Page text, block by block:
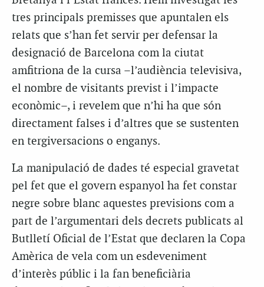
tres principals premisses que apuntalen els
relats que s’han fet servir per defensar la
designació de Barcelona com la ciutat
amfitriona de la cursa –l’audiència televisiva,
el nombre de visitants previst i l’impacte
econòmic–, i revelem que n’hi ha que són
directament falses i d’altres que se sustenten
en tergiversacions o enganys.
La manipulació de dades té especial gravetat
pel fet que el govern espanyol ha fet constar
negre sobre blanc aquestes previsions com a
part de l’argumentari dels decrets publicats al
Butlletí Oficial de l’Estat que declaren la Copa
Amèrica de vela com un esdeveniment
d’interès públic i la fan beneficiària